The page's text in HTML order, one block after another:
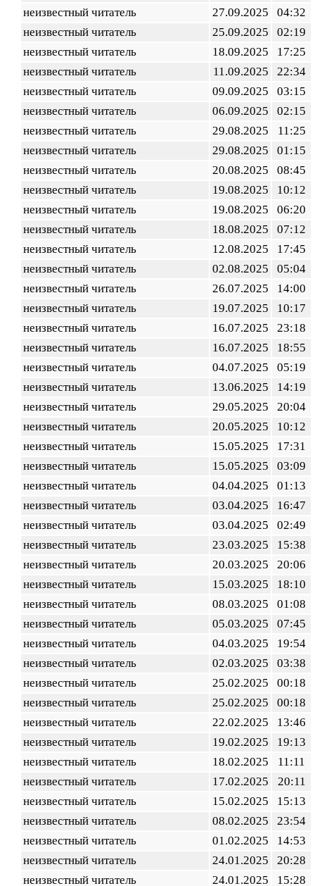
неизвестный читатель
27.09.2025
04:32
неизвестный читатель
25.09.2025
02:19
неизвестный читатель
18.09.2025
17:25
неизвестный читатель
11.09.2025
22:34
неизвестный читатель
09.09.2025
03:15
неизвестный читатель
06.09.2025
02:15
неизвестный читатель
29.08.2025
11:25
неизвестный читатель
29.08.2025
01:15
неизвестный читатель
20.08.2025
08:45
неизвестный читатель
19.08.2025
10:12
неизвестный читатель
19.08.2025
06:20
неизвестный читатель
18.08.2025
07:12
неизвестный читатель
12.08.2025
17:45
неизвестный читатель
02.08.2025
05:04
неизвестный читатель
26.07.2025
14:00
неизвестный читатель
19.07.2025
10:17
неизвестный читатель
16.07.2025
23:18
неизвестный читатель
16.07.2025
18:55
неизвестный читатель
04.07.2025
05:19
неизвестный читатель
13.06.2025
14:19
неизвестный читатель
29.05.2025
20:04
неизвестный читатель
20.05.2025
10:12
неизвестный читатель
15.05.2025
17:31
неизвестный читатель
15.05.2025
03:09
неизвестный читатель
04.04.2025
01:13
неизвестный читатель
03.04.2025
16:47
неизвестный читатель
03.04.2025
02:49
неизвестный читатель
23.03.2025
15:38
неизвестный читатель
20.03.2025
20:06
неизвестный читатель
15.03.2025
18:10
неизвестный читатель
08.03.2025
01:08
неизвестный читатель
05.03.2025
07:45
неизвестный читатель
04.03.2025
19:54
неизвестный читатель
02.03.2025
03:38
неизвестный читатель
25.02.2025
00:18
неизвестный читатель
25.02.2025
00:18
неизвестный читатель
22.02.2025
13:46
неизвестный читатель
19.02.2025
19:13
неизвестный читатель
18.02.2025
11:11
неизвестный читатель
17.02.2025
20:11
неизвестный читатель
15.02.2025
15:13
неизвестный читатель
08.02.2025
23:54
неизвестный читатель
01.02.2025
14:53
неизвестный читатель
24.01.2025
20:28
неизвестный читатель
24.01.2025 15:28